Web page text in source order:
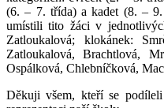
(6. – 7. třída) a kadet (8. –
umístili tito žáci v
Zatloukalová; klokánek:
Zatloukalová, Brachtlová,
Ospálková, Chlebníčková,
Děkuji všem, kteří se